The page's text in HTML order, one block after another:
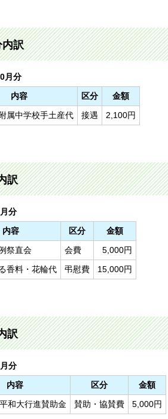
訳
月分
内容 区分
金額
属中学校手土産代 接遇 2,100円
訳
分
内容 区分
金額
祭直会 会費
5,000円
香料・花輪代 弔慰費 15,000円
訳
分
内容 区分
金額
和大行進賛助金 賛助・協賛費 5,000円